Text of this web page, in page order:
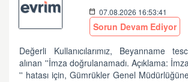
07.08.2026 16:53:41
Sorun Devam Ediyor
Değerli Kullanıcılarımız, Beyanname
alınan ''İmza doğrulanamadı. Açıklama:
'' hatası için, Gümrükler Genel